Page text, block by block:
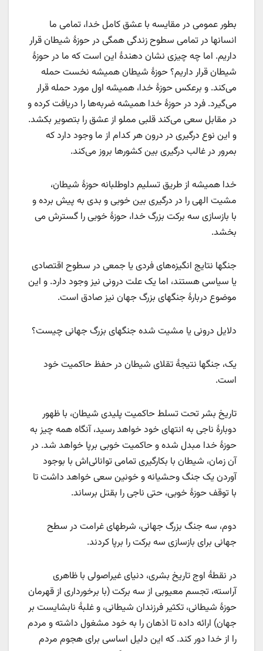
بطور عمومی در مقایسه با عشق کامل خدا، تمامی ما
انسانها در تمامی سطوح زندگی همگی در حوزۀ شیطان قرار
داریم. اما چه چیزی نشان دهندۀ این است که ما در حوزۀ
شیطان قرار داریم؟ حوزۀ شیطان همیشه نخست حمله
می‌کند. و برعکس حوزۀ خدا، همیشه اول مورد حمله قرار
می‌گیرد. فرد در حوزۀ خدا همیشه ضربه‌ها را دریافت کرده و
در مقابل سعی می‌کند قلبی مملو از عشق را بتصویر بکشد.
و این نوع درگیری در درون هر کدام از ما وجود دارد که
بمرور در غالب درگیری بین کشورها بروز می‌کند.
خدا همیشه از طریق تسلیم داوطلبانه حوزۀ شیطان،
مشیت الهی را در درگیری بین خوبی و بدی به پیش برده و
با بازسازی سه برکت بزرگ خدا، حوزۀ خوبی را گسترش می
بخشد.
جنگها نتایج انگیزه‌های فردی یا جمعی در سطوح اقتصادی
یا سیاسی هستند، اما یک علت درونی نیز وجود دارد. و این
موضوع دربارۀ جنگهای بزرگ جهان نیز صادق است.
دلایل درونی یا مشیت شده جنگهای بزرگ جهانی چیست؟
یک، جنگها نتیجۀ تقلای شیطان در حفظ حاکمیت خود
است.
تاریخ بشر تحت تسلط حاکمیت پلیدی شیطان، با ظهور
دوبارۀ ناجی به انتهای خود خواهد رسید، آنگاه همه چیز به
حوزۀ خدا مبدل شده و حاکمیت خوبی برپا خواهد شد. در
آن زمان، شیطان با بکارگیری تمامی توانائی‌اش با بوجود
آوردن یک جنگ وحشیانه و خونین سعی خواهد داشت تا
با توقف حوزۀ خوبی، حتی ناجی را بقتل برساند.
دوم، سه جنگ بزرگ جهانی، شرطهای غرامت در سطح
جهانی برای بازسازی سه برکت را برپا کردند.
در نقطۀ اوج تاریخ بشری، دنیای غیراصولی با ظاهری
آراسته، تجسم معیوبی از سه برکت (با برخورداری از قهرمان
حوزۀ شیطانی، تکثیر فرزندان شیطانی، و غلبۀ نابشایست بر
جهان) ارائه داده تا اذهان را به خود مشغول داشته و مردم
را از خدا دور کند. که این دلیل اساسی برای هجوم مردم